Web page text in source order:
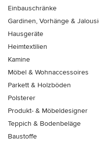
Einbauschränke
Gardinen, Vorhänge &
Hausgeräte
Heimtextilien
Kamine
Möbel & Wohnaccessoires
Parkett & Holzböden
Polsterer
Produkt- & Möbeldesigner
Teppich & Bodenbeläge
Baustoffe